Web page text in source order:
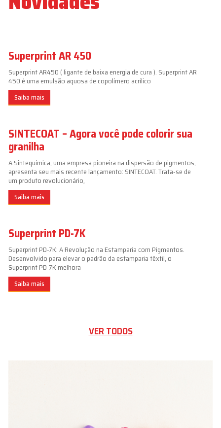
Superprint AR 450
Superprint AR450 ( ligante de baixa energia de cura ). Superprint AR
450 é uma emulsão aquosa de copolímero acrílico
Saiba mais
SINTECOAT – Agora você pode colorir sua
granilha
A Sintequímica, uma empresa pioneira na dispersão de pigmentos,
apresenta seu mais recente lançamento: SINTECOAT. Trata-se de
um produto revolucionário,
Saiba mais
Superprint PD-7K
Superprint PD-7K: A Revolução na Estamparia com Pigmentos.
Desenvolvido para elevar o padrão da estamparia têxtil, o
Superprint PD-7K melhora
Saiba mais
VER TODOS